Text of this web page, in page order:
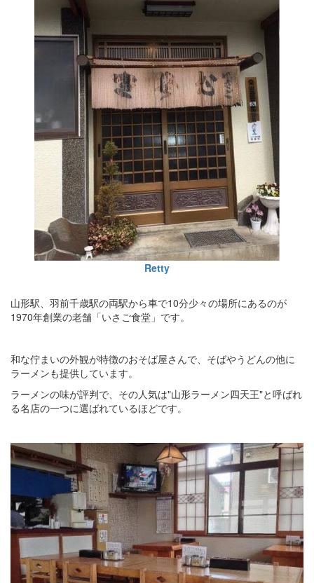
Retty
山形駅、羽前千歳駅の両駅から車で10分少々の場所にあるのが
1970年創業の老舗「いさご食堂」です。
和な佇まいの外観が特徴のおそば屋さんで、そばやうどんの他に
ラーメンも提供しています。
ラーメンの味が評判で、その人気は"山形ラーメン四天王"と呼ばれ
る名店の一つに選ばれているほどです。